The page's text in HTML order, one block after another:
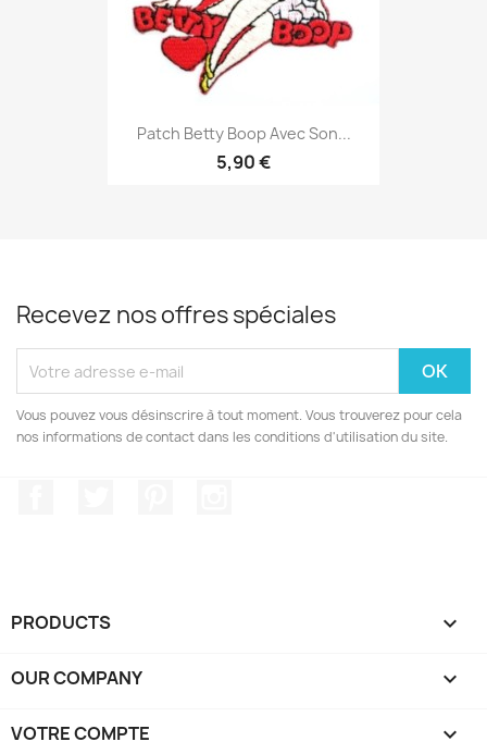
Patch Betty Boop Avec Son...
5,90 €
Recevez nos offres spéciales
Vous pouvez vous désinscrire à tout moment. Vous trouverez pour cela
nos informations de contact dans les conditions d'utilisation du site.
PRODUCTS 
OUR COMPANY 
VOTRE COMPTE 